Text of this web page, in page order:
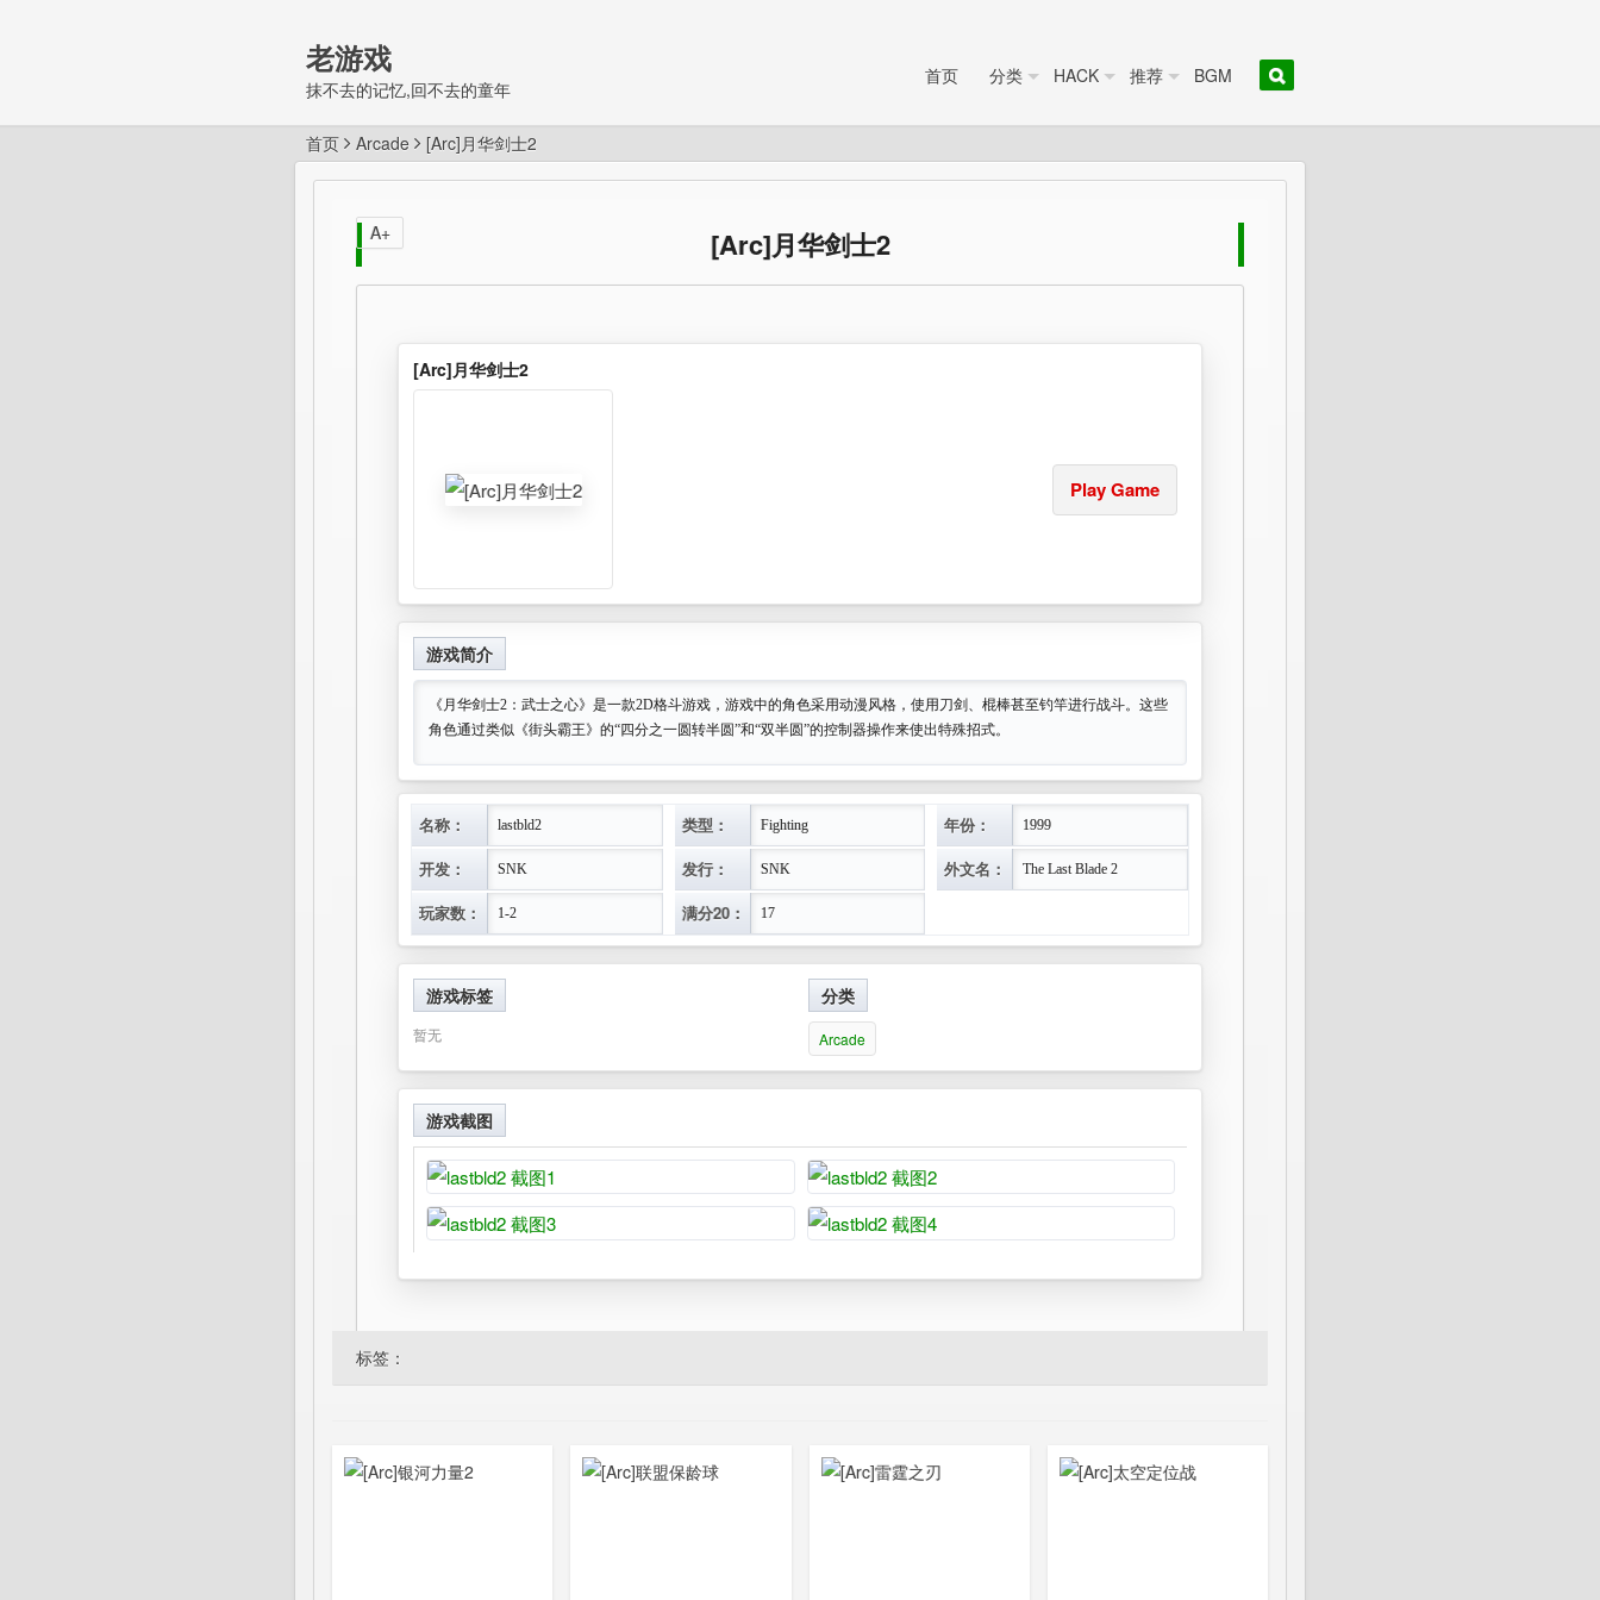
老游戏
抹不去的记忆,回不去的童年
首页 分类 HACK 推荐 BGM
首页 Arcade [Arc]月华剑士2
[Arc]月华剑士2
[Arc]月华剑士2
Play Game
游戏简介
《月华剑士2：武士之心》是一款2D格斗游戏，游戏中的角色采用动漫风格，使用刀剑、棍棒甚至钓竿进行战斗。这些
角色通过类似《街头霸王》的“四分之一圆转半圆”和“双半圆”的控制器操作来使出特殊招式。
名称： lastbld2 类型： Fighting 年份： 1999
开发： SNK 发行： SNK 外文名： The Last Blade 2
玩家数： 1-2 满分20： 17
游戏标签
暂无
分类
Arcade
游戏截图
A+
标签：